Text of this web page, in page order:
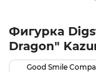
Фигурка
Dragon"
Good Smile